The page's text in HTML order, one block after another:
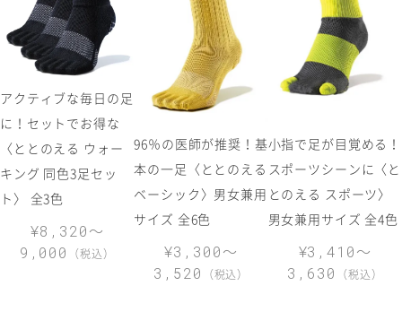
アクティブな毎日の足
に！セットでお得な
〈ととのえる ウォー
キング 同色3足セッ
ト〉 全3色
¥8,320～
9,000 （税込）
96％の医師が推奨！基
本の一足〈ととのえる
ベーシック〉男女兼用
サイズ 全6色
¥3,300～
3,520 （税込）
小指で足が目覚める！
スポーツシーンに〈と
とのえる スポーツ〉
男女兼用サイズ 全4色
¥3,410～
3,630 （税込）